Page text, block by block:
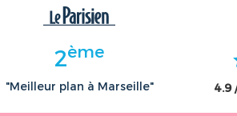
2ème
"Meilleur plan à Marseille" 4.9